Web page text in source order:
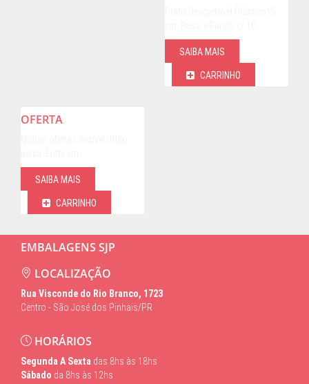
SAIBA MAIS
CARRINHO
OFERTA
SAIBA MAIS
CARRINHO
EMBALAGENS SJP
LOCALIZAÇÃO
Rua Visconde do Rio Branco, 1723
Centro - São José dos Pinhais/PR
HORÁRIOS
Segunda A Sexta das 8hs às 18hs
Sábado da 8hs às 12hs